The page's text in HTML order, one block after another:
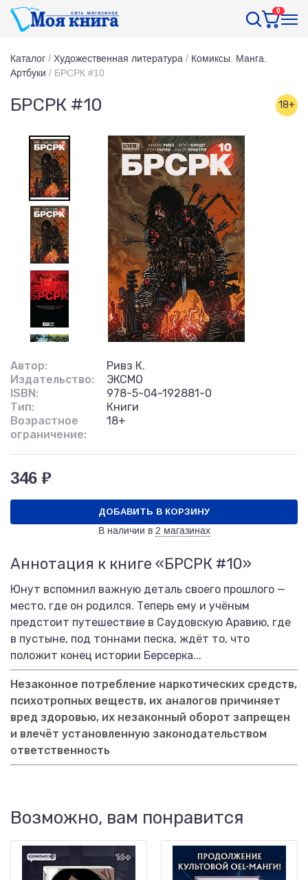
0
Каталог / Художественная литература / Комиксы. Манга.
Артбуки / БРСРК #10
БРСРК #10 18+
Автор:
Ривз К.
Издательство:
ЭКСМО
ISBN:
978-5-04-192881-0
Тип:
Книги
Возрастное
ограничение:
18+
346 ₽
ДОБАВИТЬ В КОРЗИНУ
В наличии в 2 магазинах
Аннотация к книге «БРСРК #10»
Юнут вспомнил важную деталь своего прошлого —
место, где он родился. Теперь ему и учёным
предстоит путешествие в Саудовскую Аравию, где
в пустыне, под тоннами песка, ждёт то, что
положит конец истории Берсерка...
Незаконное потребление наркотических средств,
психотропных веществ, их аналогов причиняет
вред здоровью, их незаконный оборот запрещен
и влечёт установленную законодательством
ответственность
Возможно, вам понравится